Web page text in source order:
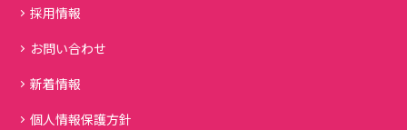
採用情報
お問い合わせ
新着情報
個人情報保護方針